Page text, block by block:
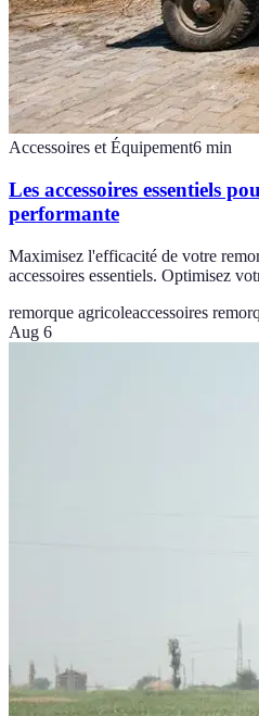
Accessoires et Équipement6 min
Les accessoires essentiels
performante
Maximisez l'efficacité de votre
accessoires essentiels. Optimisez
remorque agricoleaccessoires
Aug 6